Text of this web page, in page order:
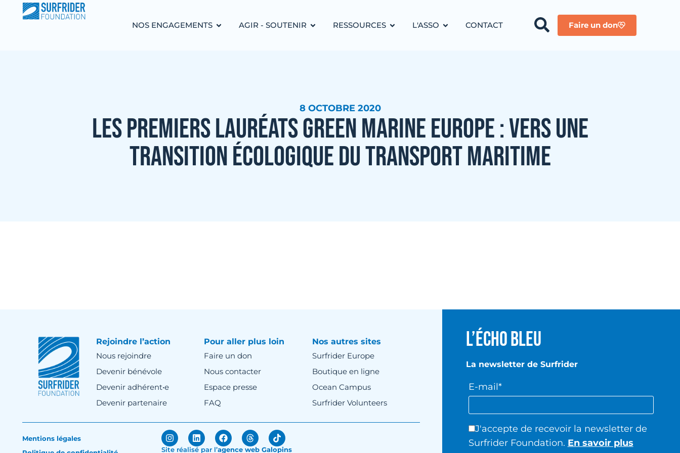
NOS ENGAGEMENTS AGIR - SOUTENIR RESSOURCES L'ASSO CONTACT Faire un don
8 OCTOBRE 2020
LES PREMIERS LAURÉATS GREEN MARINE EUROPE : VERS UNE
TRANSITION ÉCOLOGIQUE DU TRANSPORT MARITIME
Rejoindre l’action
Nous rejoindre
Devenir bénévole
Devenir adhérent•e
Devenir partenaire
Pour aller plus loin
Faire un don
Nous contacter
Espace presse
FAQ
Nos autres sites
Surfrider Europe
Boutique en ligne
Ocean Campus
Surfrider Volunteers
Mentions légales
Site réalisé par l’agence web Galopins
L’écho Bleu
La newsletter de Surfrider
E-mail*
J'accepte de recevoir la newsletter de
Surfrider Foundation. En savoir plus